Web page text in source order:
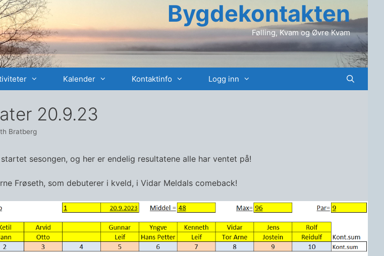
Bygdekontakten
Følling, Kvam og Øvre Kvam
Kalender Kontaktinfo Logg inn
20.9.23
Bratberg
sesongen, og her er endelig resultatene alle har ventet på!
Frøseth, som debuterer i kveld, i Vidar Meldals comeback!